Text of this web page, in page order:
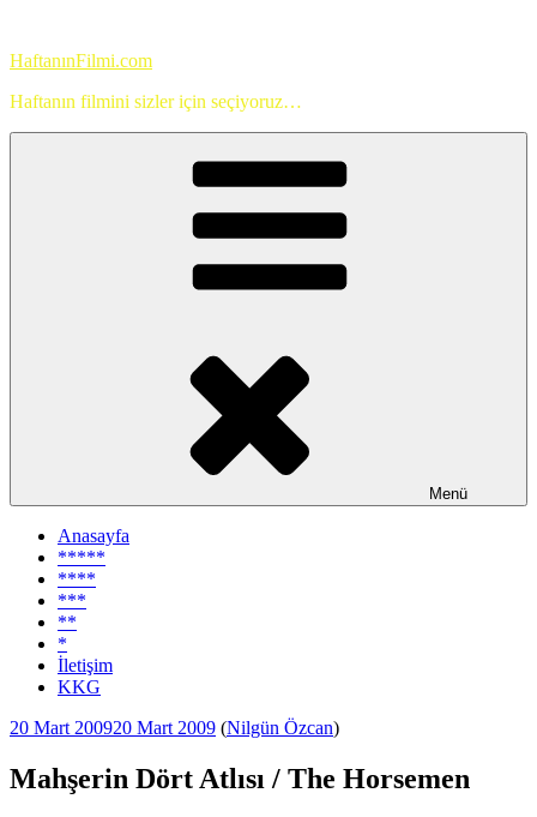
HaftanınFilmi.com
Haftanın filmini sizler için seçiyoruz…
Menü
Anasayfa
*****
****
***
**
*
İletişim
KKG
Yayım
20 Mart 200920 Mart 2009 (Nilgün Özcan)
Mahşerin Dört Atlısı / The Horsemen